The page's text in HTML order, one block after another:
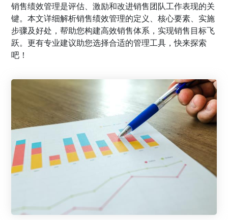
销售绩效管理是评估、激励和改进销售团队工作表现的关
键。本文详细解析销售绩效管理的定义、核心要素、实施
步骤及好处，帮助您构建高效销售体系，实现销售目标飞
跃。更有专业建议助您选择合适的管理工具，快来探索
吧！